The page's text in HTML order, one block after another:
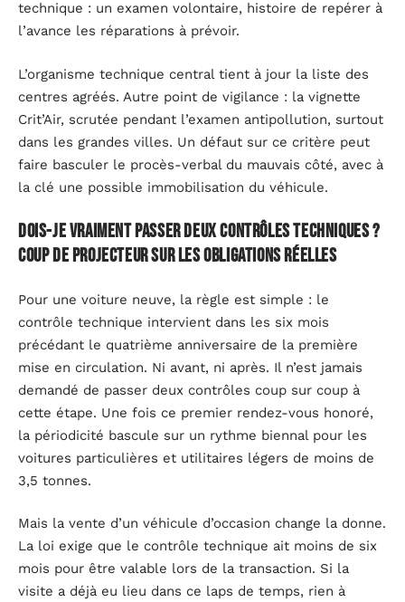
technique : un examen volontaire, histoire de repérer à
l’avance les réparations à prévoir.
L’organisme technique central tient à jour la liste des
centres agréés. Autre point de vigilance : la vignette
Crit’Air, scrutée pendant l’examen antipollution, surtout
dans les grandes villes. Un défaut sur ce critère peut
faire basculer le procès-verbal du mauvais côté, avec à
la clé une possible immobilisation du véhicule.
Dois-je vraiment passer deux contrôles techniques ?
Coup de projecteur sur les obligations réelles
Pour une voiture neuve, la règle est simple : le
contrôle technique intervient dans les six mois
précédant le quatrième anniversaire de la première
mise en circulation. Ni avant, ni après. Il n’est jamais
demandé de passer deux contrôles coup sur coup à
cette étape. Une fois ce premier rendez-vous honoré,
la périodicité bascule sur un rythme biennal pour les
voitures particulières et utilitaires légers de moins de
3,5 tonnes.
Mais la vente d’un véhicule d’occasion change la donne.
La loi exige que le contrôle technique ait moins de six
mois pour être valable lors de la transaction. Si la
visite a déjà eu lieu dans ce laps de temps, rien à